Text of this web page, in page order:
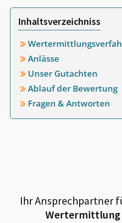
Inhaltsverzeichniss
Anlässe
Unser Gutachten
Ablauf der Bewertung
Fragen & Antworten
Ihr Ansprechpartner